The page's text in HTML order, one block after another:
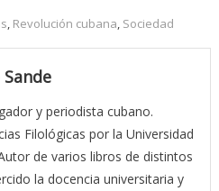
Revolución cubana Sociedad
y periodista cubano.
Filológicas por la Universidad
de varios libros de distintos
la docencia universitaria y